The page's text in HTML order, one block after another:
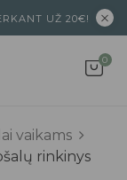
UŽ 20€!
0
vaikams
rinkinys